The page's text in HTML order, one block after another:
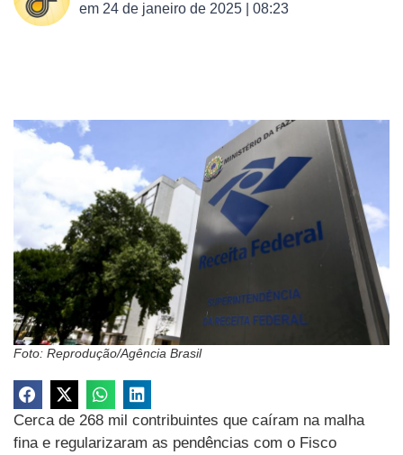
em 24 de janeiro de 2025 | 08:23
Foto: Reprodução/Agência Brasil
Cerca de 268 mil contribuintes que caíram na malha
fina e regularizaram as pendências com o Fisco